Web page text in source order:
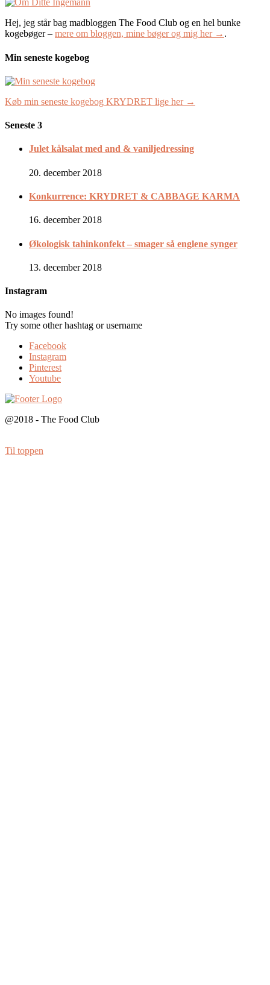
Hej, jeg står bag madbloggen The Food Club og en hel bunke
kogebøger – mere om bloggen, mine bøger og mig her → .
Min seneste kogebog
Køb min seneste kogebog KRYDRET lige her →
Seneste 3
Julet kålsalat med and & vaniljedressing
20. december 2018
Konkurrence: KRYDRET & CABBAGE KARMA
16. december 2018
Økologisk tahinkonfekt – smager så englene synger
13. december 2018
Instagram
No images found!
Try some other hashtag or username
Facebook
Instagram
Pinterest
Youtube
@2018 - The Food Club
Til toppen